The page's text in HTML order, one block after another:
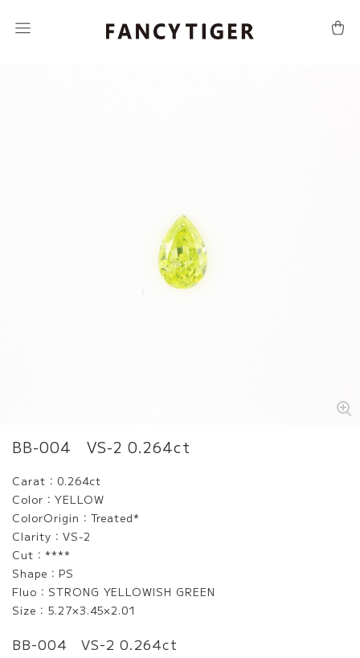
BB-004 VS-2 0.264ct
Carat：0.264ct
Color：YELLOW
ColorOrigin：Treated*
Clarity：VS-2
Cut：****
Shape：PS
Fluo：STRONG YELLOWISH GREEN
Size：5.27×3.45×2.01
BB-004 VS-2 0.264ct